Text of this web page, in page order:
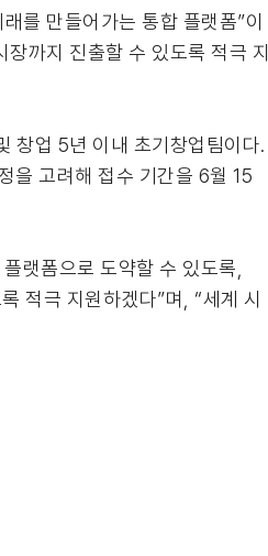
를 만들어가는 통합 플랫폼”이
까지 진출할 수 있도록 적극 지
창업 5년 이내 초기창업팀이다.
을 고려해 접수 기간을 6월 15
랫폼으로 도약할 수 있도록,
적극 지원하겠다”며, “세계 시